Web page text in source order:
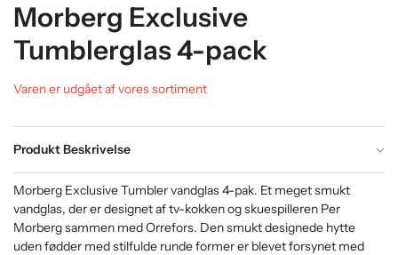
Morberg Exclusive
Tumblerglas 4-pack
Varen er udgået af vores sortiment
Produkt Beskrivelse
Morberg Exclusive Tumbler vandglas 4-pak. Et meget smukt
vandglas, der er designet af tv-kokken og skuespilleren Per
Morberg sammen med Orrefors. Den smukt designede hytte
uden fødder med stilfulde runde former er blevet forsynet med